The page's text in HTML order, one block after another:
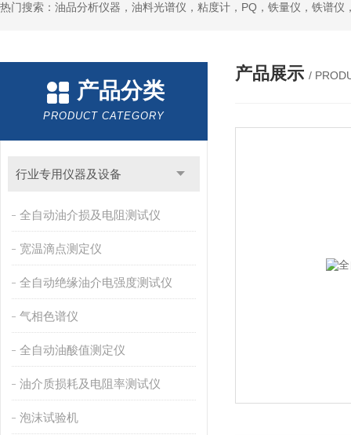
热门搜索：油品分析仪器，油料光谱仪，粘度计，PQ，铁量仪，铁谱仪
产品分类
PRODUCT CATEGORY
行业专用仪器及设备
全自动油介损及电阻测试仪
宽温滴点测定仪
全自动绝缘油介电强度测试仪
气相色谱仪
全自动油酸值测定仪
油介质损耗及电阻率测试仪
泡沫试验机
产品展示 /